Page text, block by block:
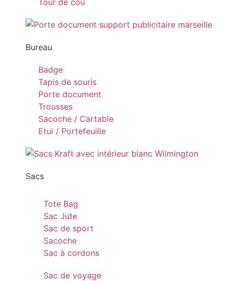
Tour de cou
Bureau
Badge
Tapis de souris
Porte document
Trousses
Sacoche / Cartable
Etui / Portefeuille
Sacs
Tote Bag
Sac Jute
Sac de sport
Sacoche
Sac à cordons
Sac de voyage